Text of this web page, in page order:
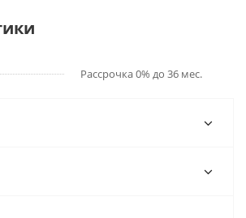
Рассрочка 0% до 36 мес.